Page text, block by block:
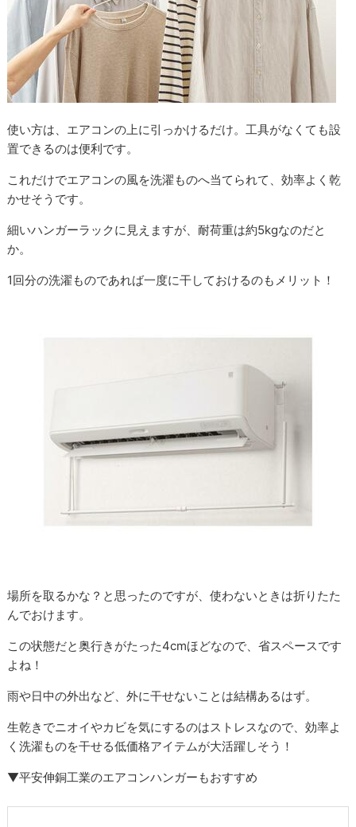
使い方は、エアコンの上に引っかけるだけ。工具がなくても設
置できるのは便利です。
これだけでエアコンの風を洗濯ものへ当てられて、効率よく乾
かせそうです。
細いハンガーラックに見えますが、耐荷重は約5kgなのだと
か。
1回分の洗濯ものであれば一度に干しておけるのもメリット！
場所を取るかな？と思ったのですが、使わないときは折りたた
んでおけます。
この状態だと奥行きがたった4cmほどなので、省スペースです
よね！
雨や日中の外出など、外に干せないことは結構あるはず。
生乾きでニオイやカビを気にするのはストレスなので、効率よ
く洗濯ものを干せる低価格アイテムが大活躍しそう！
▼平安伸銅工業のエアコンハンガーもおすすめ